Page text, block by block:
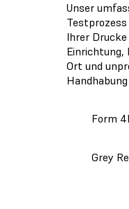
Unser
Ihrer
Einrichtung,
Ort und
Form
Grey